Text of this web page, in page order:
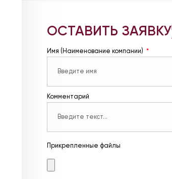
ОСТАВИТЬ ЗАЯВКУ
Имя (Наименование компании)
Комментарий
Прикрепленные файлы